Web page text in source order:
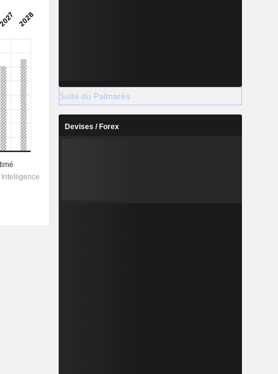
Suite du Palmarès
Devises / Forex